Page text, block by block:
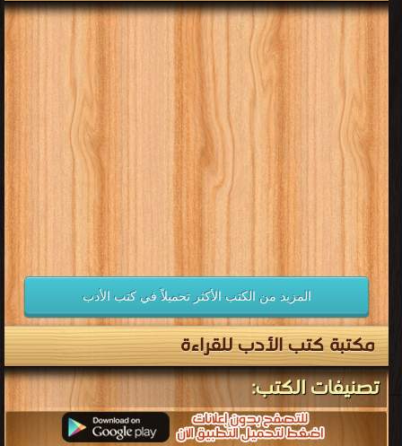
قراءة و تحميل كتب في كتب الشعر والمسرح مجانا
[ 69 كتاب/كتب ]
إعلان: